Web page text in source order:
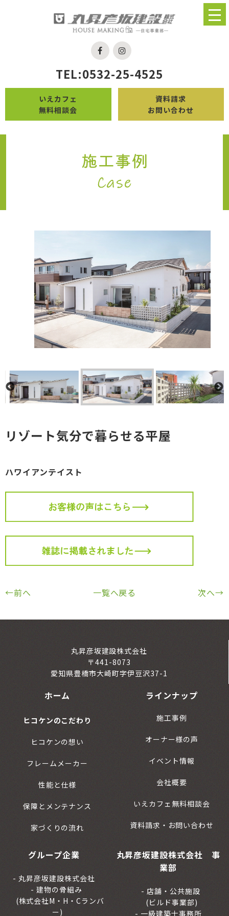
TEL:0532-25-4525
いえカフェ
無料相談会
資料請求
お問い合わせ
リゾート気分で暮らせる平屋
ハワイアンテイスト
←前へ 一覧へ戻る 次へ→
丸昇彦坂建設株式会社
〒441-8073
愛知県豊橋市大崎町字伊豆沢37-1
ホーム
ヒコケンのこだわり
ヒコケンの想い
フレームメーカー
性能と仕様
保障とメンテナンス
家づくりの流れ
ラインナップ
施工事例
オーナー様の声
イベント情報
会社概要
いえカフェ無料相談会
資料請求・お問い合わせ
グループ企業
丸昇彦坂建設株式会社
建物の骨組み
(株式会社M・H・Cランバ
ー)
丸昇彦坂建設株式会社 事
業部
店舗・公共施設
(ビルド事業部)
一級建築士事務所